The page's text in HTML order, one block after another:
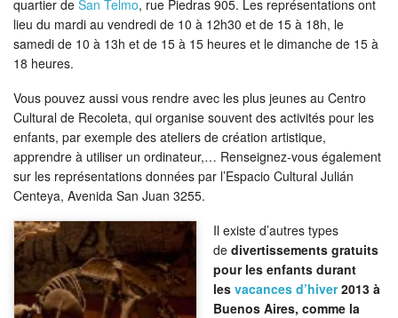
quartier de San Telmo, rue Piedras 905. Les représentations ont
lieu du mardi au vendredi de 10 à 12h30 et de 15 à 18h, le
samedi de 10 à 13h et de 15 à 15 heures et le dimanche de 15 à
18 heures.
Vous pouvez aussi vous rendre avec les plus jeunes au Centro
Cultural de Recoleta, qui organise souvent des activités pour les
enfants, par exemple des ateliers de création artistique,
apprendre à utiliser un ordinateur,… Renseignez-vous également
sur les représentations données par l’Espacio Cultural Julián
Centeya, Avenida San Juan 3255.
Il existe d’autres types
de divertissements gratuits
pour les enfants durant
les vacances d’hiver2013 à
Buenos Aires, comme la